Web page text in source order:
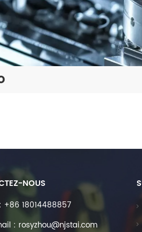
NOUS
+86 18014488857
: rosyzhou@njstai.com